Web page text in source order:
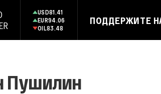
USD81.41
EUR94.06
OIL83.48
ПОДДЕРЖИТЕ
Пушилин